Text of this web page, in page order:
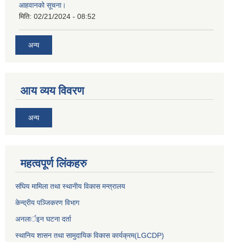
आहवानको सूचना।
मिति: 02/21/2024 - 08:52
अन्य
आय व्यय विवरण
अन्य
महत्वपूर्ण लिंकहरु
संघिय मामिला तथा स्थानीय विकास मन्त्रालय
केन्द्रीय पञ्जिकरण विभाग
अनलार्इन घटना दर्ता
स्थानिय शासन तथा सामुदायिक विकास कार्यक्रम(LGCDP)